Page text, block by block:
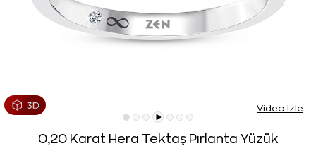
Video İzle
0,20 Karat Hera Tektaş Pırlanta Yüzük